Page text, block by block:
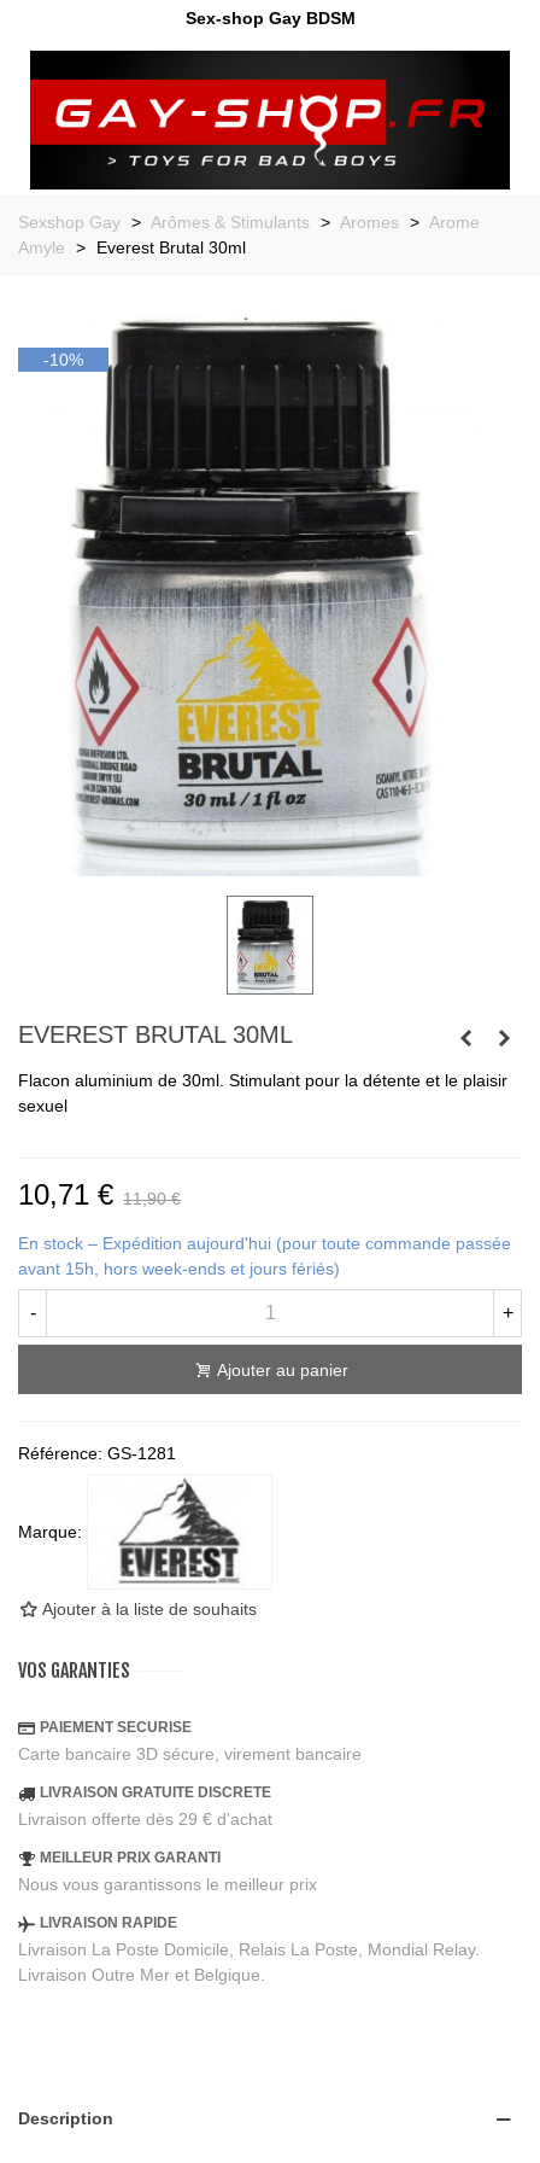
Sex-shop Gay BDSM
Sexshop Gay > Arômes & Stimulants > Aromes > Arome
Amyle
> Everest Brutal 30ml
-10%
EVEREST BRUTAL 30ML
Flacon aluminium de 30ml. Stimulant pour la détente et le plaisir
sexuel
10,71 € 11,90 €
En stock – Expédition aujourd'hui (pour toute commande passée
avant 15h, hors week-ends et jours fériés)
- +
Ajouter au panier
Référence: GS-1281
Marque:
Ajouter à la liste de souhaits
VOS GARANTIES
PAIEMENT SECURISE
Carte bancaire 3D sécure, virement bancaire
LIVRAISON GRATUITE DISCRETE
Livraison offerte dès 29 € d'achat
MEILLEUR PRIX GARANTI
Nous vous garantissons le meilleur prix
LIVRAISON RAPIDE
Livraison La Poste Domicile, Relais La Poste, Mondial Relay.
Livraison Outre Mer et Belgique.
Description